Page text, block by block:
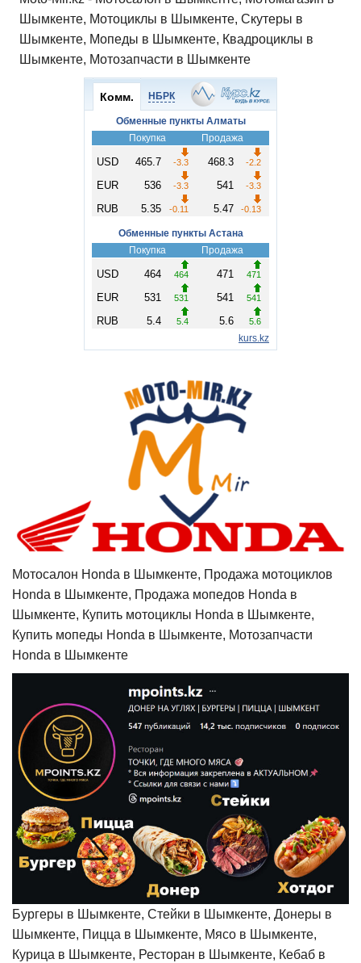
Шымкенте, Мотоциклы в Шымкенте, Скутеры в
Шымкенте, Мопеды в Шымкенте, Квадроциклы в
Шымкенте, Мотозапчасти в Шымкенте
Мотосалон Honda в Шымкенте, Продажа мотоциклов
Honda в Шымкенте, Продажа мопедов Honda в
Шымкенте, Купить мотоциклы Honda в Шымкенте,
Купить мопеды Honda в Шымкенте, Мотозапчасти
Honda в Шымкенте
Бургеры в Шымкенте, Стейки в Шымкенте, Донеры в
Шымкенте, Пицца в Шымкенте, Мясо в Шымкенте,
Курица в Шымкенте, Ресторан в Шымкенте, Кебаб в